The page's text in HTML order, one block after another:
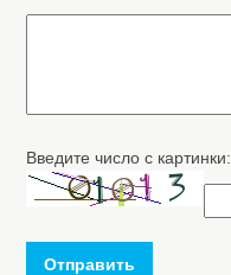
Введите число с картинки:
Отправить